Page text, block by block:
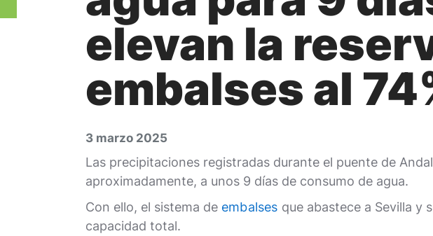
elevan la
embalses al
3 marzo 2025
Las precipitaciones registradas durante el puente de
aproximadamente, a unos 9 días de consumo de agua.
Con ello, el sistema de embalses que abastece a Sevilla y
capacidad total.